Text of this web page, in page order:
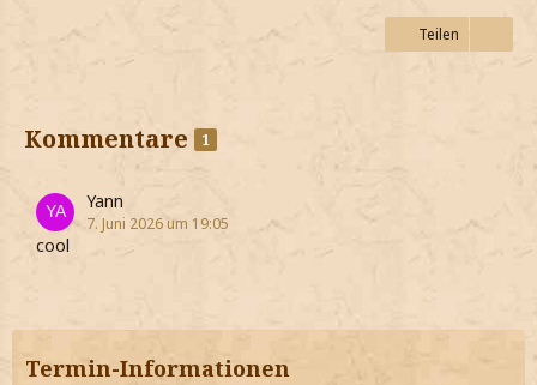
Teilen
Kommentare 1
Yann
7. Juni 2026 um 19:05
cool
Termin-Informationen